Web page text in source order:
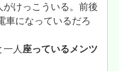
がけっこういる。前後
車になっているだろ
一人座っているメンツ